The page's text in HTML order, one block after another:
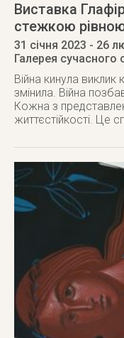
Виставка
стежкою
31 січня 2023 - 26
Галерея сучасного
Війна кинула виклик
змінила. Війна
Кожна з
життєстійкості. Це